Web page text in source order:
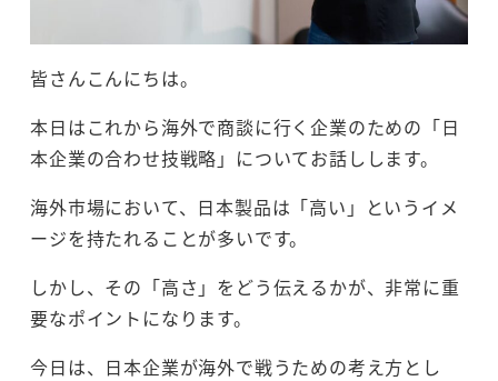
皆さんこんにちは。
本日はこれから海外で商談に行く企業のための「日
本企業の合わせ技戦略」についてお話しします。
海外市場において、日本製品は「高い」というイメ
ージを持たれることが多いです。
しかし、その「高さ」をどう伝えるかが、非常に重
要なポイントになります。
今日は、日本企業が海外で戦うための考え方とし